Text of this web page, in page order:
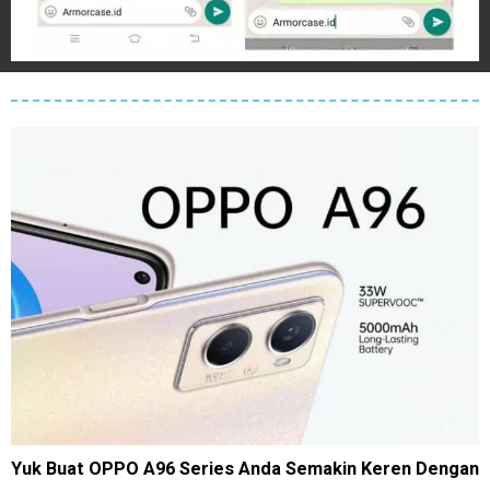
Yuk Buat OPPO A96 Series Anda Semakin Keren Dengan